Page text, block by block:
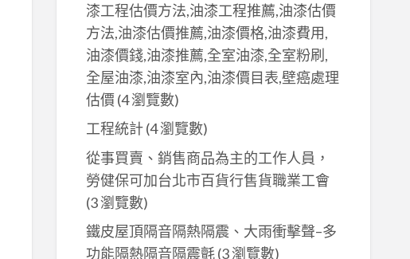
漆工程估價方法,油漆工程推薦,油漆估價
方法,油漆估價推薦,油漆價格,油漆費用,
油漆價錢,油漆推薦,全室油漆,全室粉刷,
全屋油漆,油漆室內,油漆價目表,壁癌處理
估價(4 瀏覽數)
工程統計(4 瀏覽數)
從事買賣、銷售商品為主的工作人員，
勞健保可加台北市百貨行售貨職業工會
(3 瀏覽數)
鐵皮屋頂隔音隔熱隔震、大雨衝擊聲–多
功能隔熱隔音隔震氈(3 瀏覽數)